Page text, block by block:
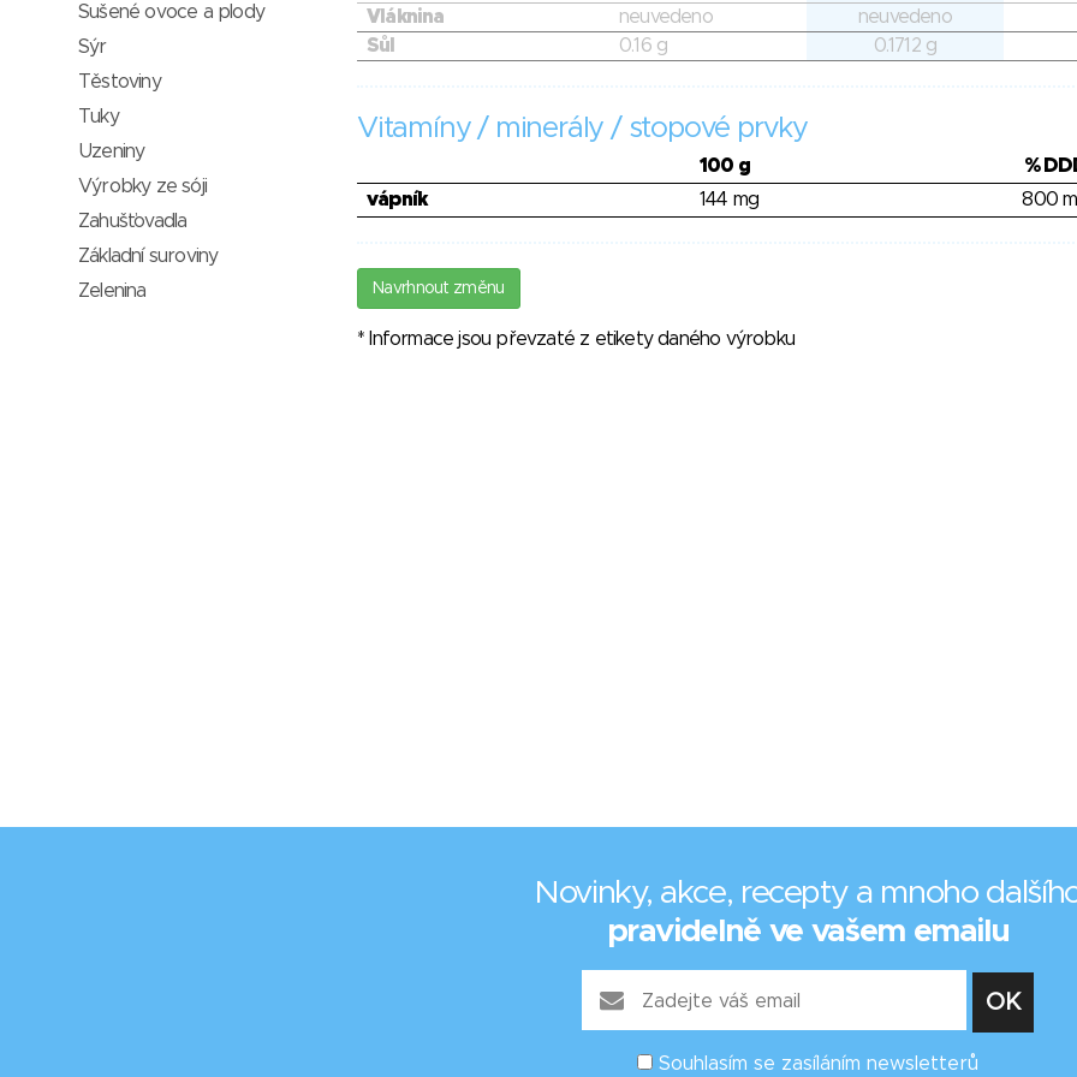
Vláknina neuvedeno
neuvedeno
Sůl
0.16 g 0.1712 g
Vitamíny / minerály / stopové prvky
100 g
%
vápník
144 mg 800
Navrhnout změnu
* Informace jsou převzaté z etikety daného výrobku
Sušené ovoce a plody
Sýr
Těstoviny
Tuky
Uzeniny
Výrobky ze sóji
Zahušťovadla
Základní suroviny
Zelenina
Novinky, akce, recepty a mnoho
pravidelně ve vašem emailu
Souhlasím se zasíláním newsletterů